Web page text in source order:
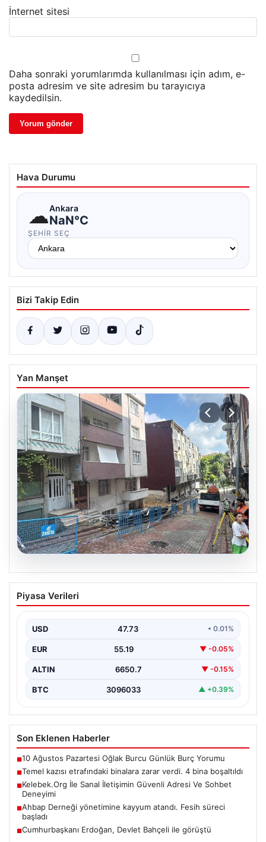
İnternet sitesi
Daha sonraki yorumlarımda kullanılması için adım, e-
posta adresim ve site adresim bu tarayıcıya
kaydedilsin.
Hava Durumu
☁Ankara
NaN°C
ŞEHIR SEÇ
Bizi Takip Edin
Yan Manşet
Temel kazısı etrafındaki binalara zarar
verdi. 4 bina boşaltıldı
Piyasa Verileri
USD 47.73 • 0.01%
EUR 55.19 ▼ -0.05%
ALTIN 6650.7 ▼ -0.15%
BTC 3096033 ▲ +0.39%
Son Eklenen Haberler
■10 Ağustos Pazartesi Oğlak Burcu Günlük Burç Yorumu
■Temel kazısı etrafındaki binalara zarar verdi. 4 bina boşaltıldı
■Kelebek.Org İle Sanal İletişimin Güvenli Adresi Ve Sohbet
Deneyimi
■Ahbap Derneği yönetimine kayyum atandı. Fesih süreci
başladı
■Cumhurbaşkanı Erdoğan, Devlet Bahçeli ile görüştü